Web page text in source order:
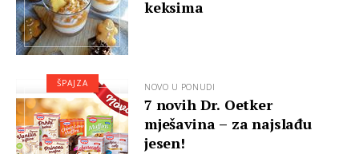
keksima
NOVO U PONUDI
7 novih Dr. Oetker
mješavina – za najslađu
jesen!
ŠPAJZA